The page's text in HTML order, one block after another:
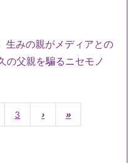
生みの親がメディアとの
の父親を騙るニセモノ
3 › »